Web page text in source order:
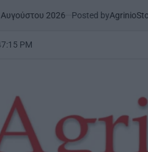
Posted byAgrinioStoriesPOSTED
ΉΠΕΙΡΟΣΣΤΗ
:16 PM